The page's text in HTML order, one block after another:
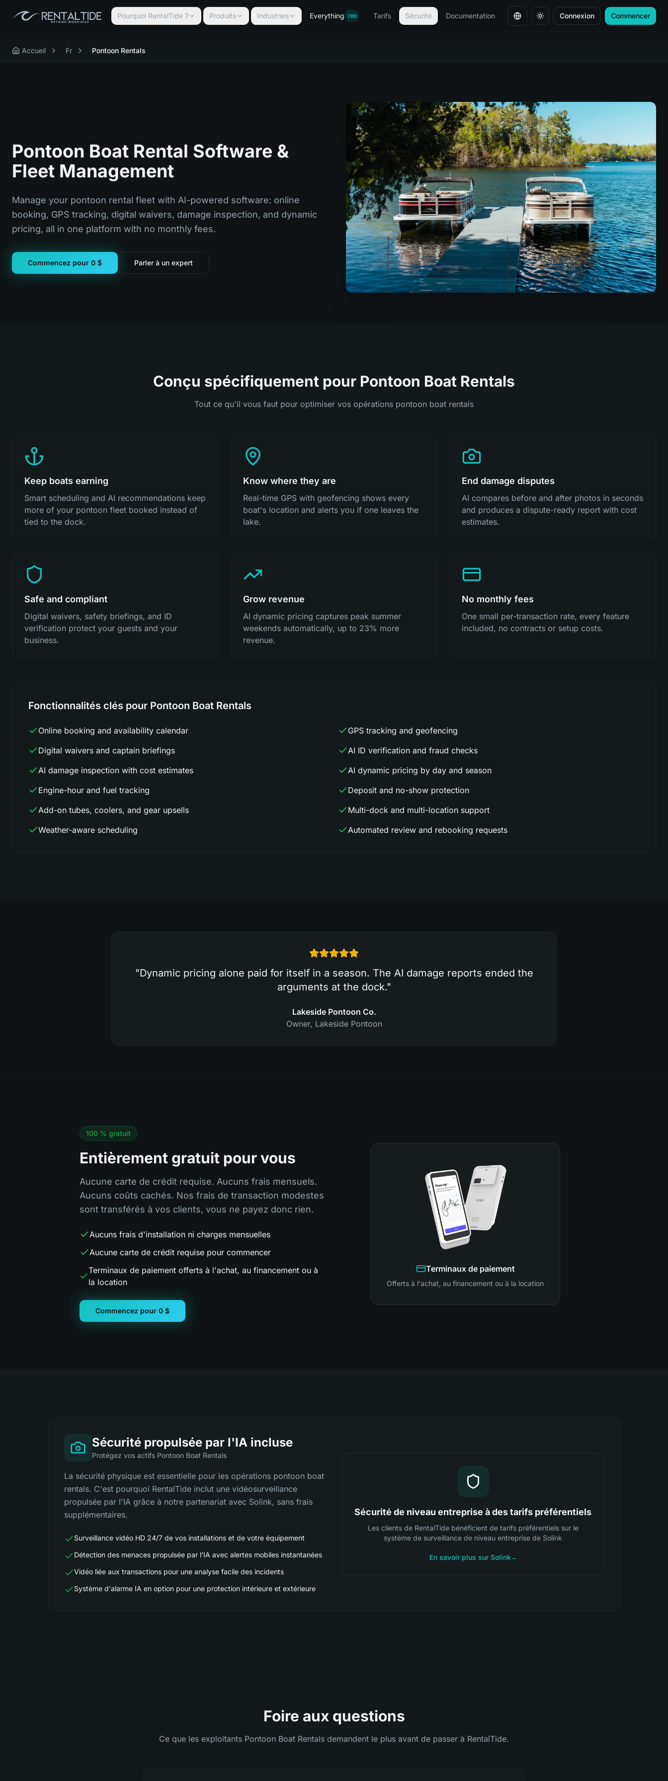
Pourquoi RentalTide ? Produits Industries Everything 789 Tarifs Sécurité Documentation Changer de langue
Connexion Commencer
Accueil Fr Pontoon Rentals
Pontoon Boat Rental Software &
Fleet Management
Manage your pontoon rental fleet with AI-powered software: online
booking, GPS tracking, digital waivers, damage inspection, and dynamic
pricing, all in one platform with no monthly fees.
Commencez pour 0 $ Parler à un expert
Conçu spécifiquement pour Pontoon Boat Rentals
Tout ce qu'il vous faut pour optimiser vos opérations pontoon boat rentals
Keep boats earning
Smart scheduling and AI recommendations keep
more of your pontoon fleet booked instead of
tied to the dock.
Know where they are
Real-time GPS with geofencing shows every
boat's location and alerts you if one leaves the
lake.
End damage disputes
AI compares before and after photos in seconds
and produces a dispute-ready report with cost
estimates.
Safe and compliant
Digital waivers, safety briefings, and ID
verification protect your guests and your
business.
Grow revenue
AI dynamic pricing captures peak summer
weekends automatically, up to 23% more
revenue.
No monthly fees
One small per-transaction rate, every feature
included, no contracts or setup costs.
Fonctionnalités clés pour Pontoon Boat Rentals
Online booking and availability calendar
GPS tracking and geofencing
Digital waivers and captain briefings
AI ID verification and fraud checks
AI damage inspection with cost estimates
AI dynamic pricing by day and season
Engine-hour and fuel tracking
Deposit and no-show protection
Add-on tubes, coolers, and gear upsells
Multi-dock and multi-location support
Weather-aware scheduling
Automated review and rebooking requests
"Dynamic pricing alone paid for itself in a season. The AI damage reports ended the
arguments at the dock."
Lakeside Pontoon Co.
Owner, Lakeside Pontoon
100 % gratuit
Entièrement gratuit pour vous
Aucune carte de crédit requise. Aucuns frais mensuels.
Aucuns coûts cachés. Nos frais de transaction modestes
sont transférés à vos clients, vous ne payez donc rien.
Aucuns frais d'installation ni charges mensuelles
Aucune carte de crédit requise pour commencer
Terminaux de paiement offerts à l'achat, au financement ou à
la location
Commencez pour 0 $
Terminaux de paiement
Offerts à l'achat, au financement ou à la location
Sécurité propulsée par l'IA incluse
Protégez vos actifs Pontoon Boat Rentals
La sécurité physique est essentielle pour les opérations pontoon boat
rentals. C'est pourquoi RentalTide inclut une vidéosurveillance
propulsée par l'IA grâce à notre partenariat avec Solink, sans frais
supplémentaires.
Surveillance vidéo HD 24/7 de vos installations et de votre équipement
Détection des menaces propulsée par l'IA avec alertes mobiles instantanées
Vidéo liée aux transactions pour une analyse facile des incidents
Système d'alarme IA en option pour une protection intérieure et extérieure
Sécurité de niveau entreprise à des tarifs préférentiels
Les clients de RentalTide bénéficient de tarifs préférentiels sur le
système de surveillance de niveau entreprise de Solink
En savoir plus sur Solink →
Foire aux questions
Ce que les exploitants Pontoon Boat Rentals demandent le plus avant de passer à RentalTide.